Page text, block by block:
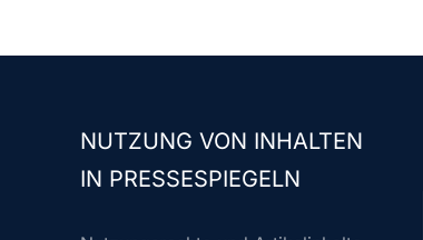
NUTZUNG VON INHALTEN
IN PRESSESPIEGELN